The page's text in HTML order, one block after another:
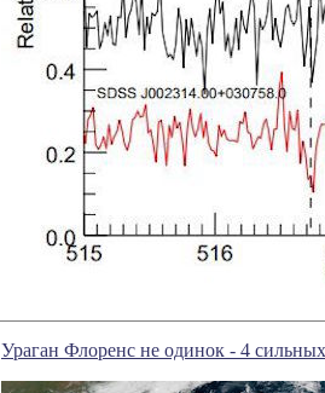
Ураган Флоренс не одинок - 4